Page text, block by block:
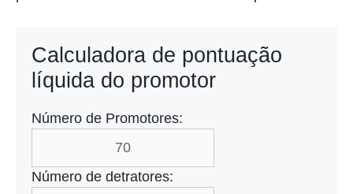
Calculadora de pontuação
líquida do promotor
Número de Promotores:
Número de detratores: